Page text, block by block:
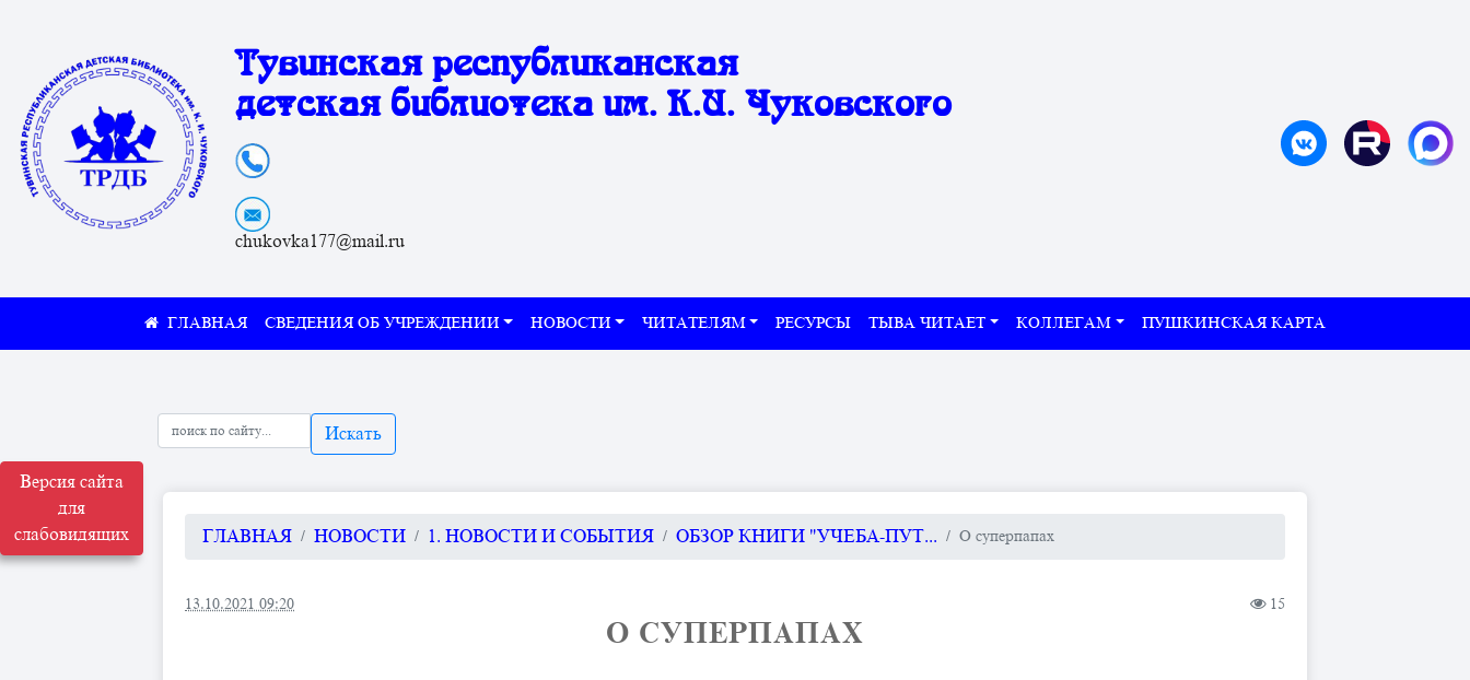
Версия сайта
для
слабовидящих
Тувинская республиканская
детская библиотека им. К.И. Чуковского
chukovka177@mail.ru
СВЕДЕНИЯ ОБ УЧРЕЖДЕНИИ НОВОСТИ ЧИТАТЕЛЯМ РЕСУРСЫ ТЫВА ЧИТАЕТ КОЛЛЕГАМ ПУШКИНСКАЯ КАРТА
Искать
ГЛАВНАЯ НОВОСТИ 1. НОВОСТИ И СОБЫТИЯ ОБЗОР КНИГИ "УЧЕБА-ПУТ... О суперпапах
13.10.2021 09:20 15
О СУПЕРПАПАХ